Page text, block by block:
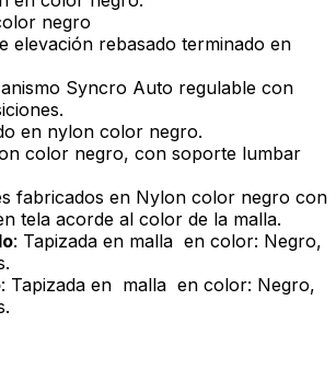
negro
elevación rebasado terminado en
Syncro Auto regulable con
en nylon color negro.
color negro, con soporte lumbar
fabricados en Nylon color negro con
tela acorde al color de la malla.
: Tapizada en malla en color: Negro,
: Tapizada en malla en color: Negro,